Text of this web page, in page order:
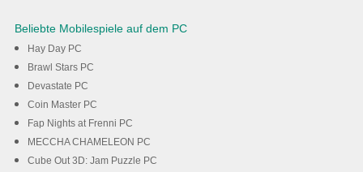
Beliebte Mobilespiele auf dem PC
Hay Day PC
Brawl Stars PC
Devastate PC
Coin Master PC
Fap Nights at Frenni PC
MECCHA CHAMELEON PC
Cube Out 3D: Jam Puzzle PC